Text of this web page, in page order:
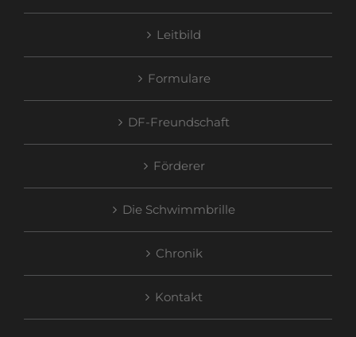
Leitbild
Formulare
DF-Freundschaft
Förderer
Die Schwimmbrille
Chronik
Kontakt